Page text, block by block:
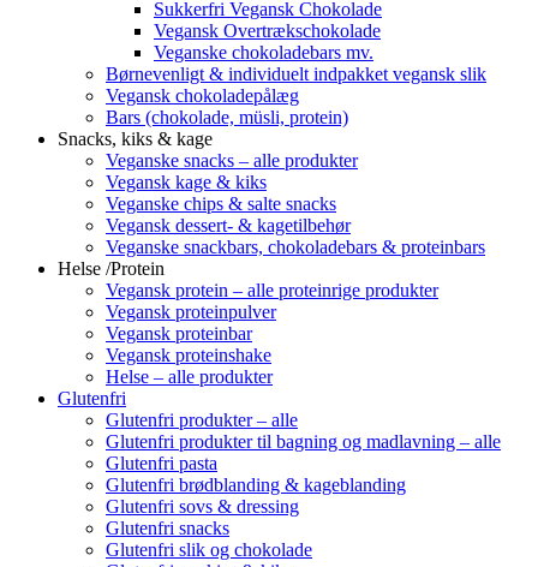
Sukkerfri Vegansk Chokolade
Vegansk Overtrækschokolade
Veganske chokoladebars mv.
Børnevenligt & individuelt indpakket vegansk slik
Vegansk chokoladepålæg
Bars (chokolade, müsli, protein)
Snacks, kiks & kage
Veganske snacks – alle produkter
Vegansk kage & kiks
Veganske chips & salte snacks
Vegansk dessert- & kagetilbehør
Veganske snackbars, chokoladebars & proteinbars
Helse /Protein
Vegansk protein – alle proteinrige produkter
Vegansk proteinpulver
Vegansk proteinbar
Vegansk proteinshake
Helse – alle produkter
Glutenfri
Glutenfri produkter – alle
Glutenfri produkter til bagning og madlavning – alle
Glutenfri pasta
Glutenfri brødblanding & kageblanding
Glutenfri sovs & dressing
Glutenfri snacks
Glutenfri slik og chokolade